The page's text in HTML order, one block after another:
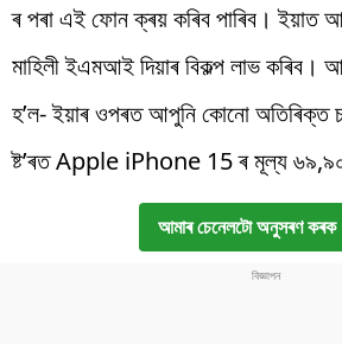
ৰ পৰা এই ফোন ক্ৰয় কৰিব পাৰিব। ইয়াত
মাহিলী ইএমআই দিয়াৰ বিকল্প লাভ কৰিব।
হ’ল- ইয়াৰ ওপৰত আপুনি কোনো অতিৰিক্ত
ষ্ট’ৰত Apple iPhone 15 ৰ মূল্য
আমাৰ চেনেলটো অনুসৰণ কৰক